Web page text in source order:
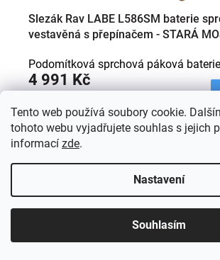
Tento web používá soubory cookie.
tohoto webu vyjadřujete souhlas s jejich
informací zde.
Nastavení
Souhlasím
Slezák Rav LABE L586SM baterie
vestavěná s přepínačem - STARÁ
4 991 Kč
Podomítková sprchová páková